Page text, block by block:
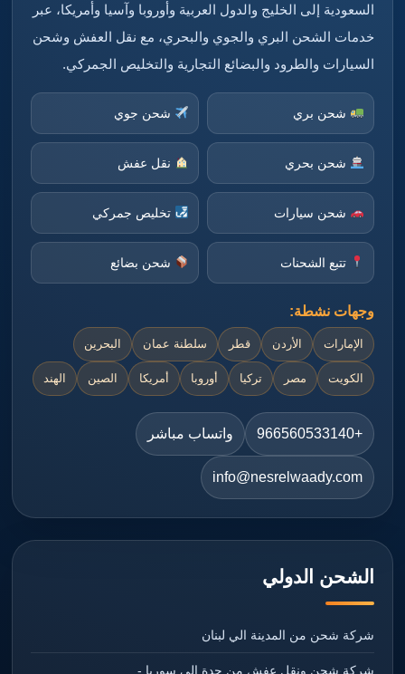
السعودية إلى الخليج والدول العربية وأوروبا وآسيا وأمريكا، عبر
خدمات الشحن البري والجوي والبحري، مع نقل العفش وشحن
السيارات والطرود والبضائع التجارية والتخليص الجمركي.
شحن بري شحن جوي
شحن بحري نقل عفش
شحن سيارات تخليص جمركي
تتبع الشحنات شحن بضائع
وجهات نشطة:
الإمارات الأردن قطر سلطنة عمان البحرين
الكويت مصر تركيا أوروبا أمريكا الصين الهند
+966560533140 واتساب مباشر
info@nesrelwaady.com
الشحن الدولي
شركة شحن من المدينة الي لبنان
شركة شحن ونقل عفش من جدة الي سوريا -